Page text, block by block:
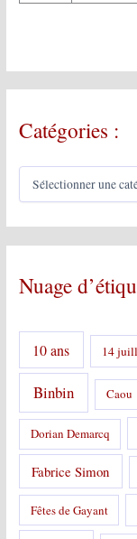
Catégories :
C
é
g
r
s
Nuage
10 ans 14
Binbin Caou
Dorian Demarcq
Fabrice Simon
Fêtes de Gayant